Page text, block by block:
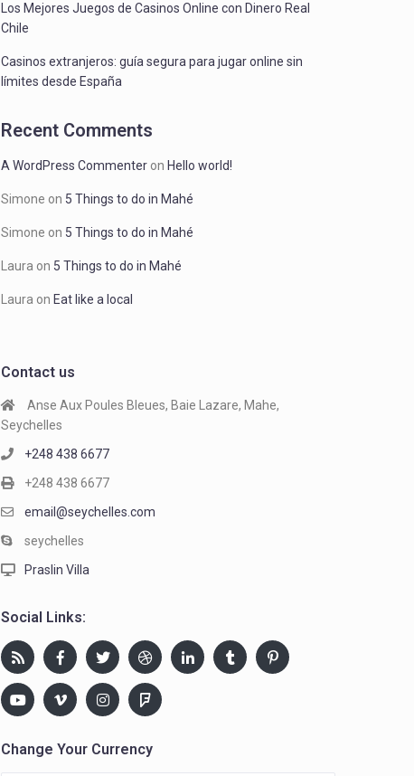
Los Mejores Juegos de Casinos Online con Dinero Real
Chile
Casinos extranjeros: guía segura para jugar online sin
límites desde España
Recent Comments
A WordPress Commenter on Hello world!
Simone on 5 Things to do in Mahé
Simone on 5 Things to do in Mahé
Laura on 5 Things to do in Mahé
Laura on Eat like a local
Contact us
Anse Aux Poules Bleues, Baie Lazare, Mahe,
Seychelles
+248 438 6677
+248 438 6677
email@seychelles.com
seychelles
Praslin Villa
Social Links:
Change Your Currency